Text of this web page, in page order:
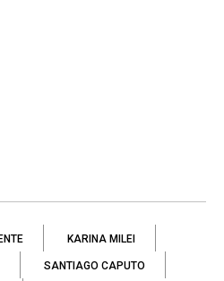
KARINA MILEI
SANTIAGO CAPUTO